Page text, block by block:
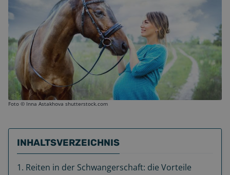
Foto © Inna Astakhova shutterstock.com
INHALTSVERZEICHNIS
1. Reiten in der Schwangerschaft: die Vorteile